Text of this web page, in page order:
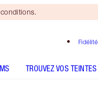
Fidélité
TROUVEZ VOS TEINTES